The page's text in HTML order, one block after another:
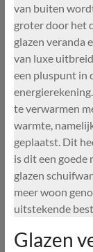
van buiten
groter door het
glazen veranda
van luxe
een pluspunt in
te verwarmen
warmte,
geplaatst. Dit
is dit een goede
glazen
meer woon
uitstekende
Glazen